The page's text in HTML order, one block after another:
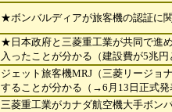
★ボンバルディアが旅客機の認証に
★日本政府と三菱重工業が共同で進
入ったことが分かる（建設費が5兆
ジェット旅客機MRJ（三菱リージョ
することが分かる（→6月13日正式
三菱重工業がカナダ航空機大手ボン